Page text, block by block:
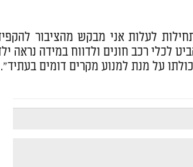
לעלות אני מבקש מהציבור
לכלי רכב חונים ולדווח במידה נראה
על מנת למנוע מקרים דומים בעתיד".